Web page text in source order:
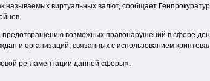
виртуальных валют, сообщает
возможных правонарушений в сфере
и организаций, связанных с использованием
регламентации данной сферы».